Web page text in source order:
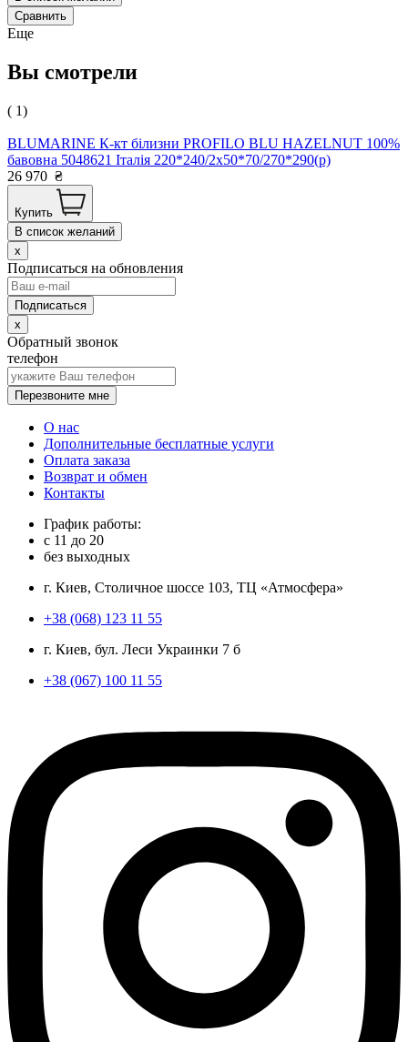
Сравнить
Еще
Вы смотрели
( 1)
BLUMARINE К-кт білизни PROFILO BLU HAZELNUT 100%
бавовна 5048621 Італія 220*240/2х50*70/270*290(р)
26 970 ₴
Купить
В список желаний
x
Подписаться на обновления
x
Обратный звонок
телефон
Перезвоните мне
О нас
Дополнительные бесплатные услуги
Оплата заказа
Возврат и обмен
Контакты
График работы:
с 11 до 20
без выходных
г. Киев, Столичное шоссе 103, ТЦ «Атмосфера»
+38 (068) 123 11 55
г. Киев, бул. Леси Украинки 7 б
+38 (067) 100 11 55